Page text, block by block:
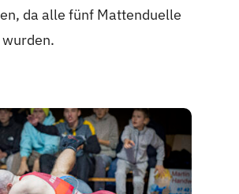
da alle fünf Mattenduelle